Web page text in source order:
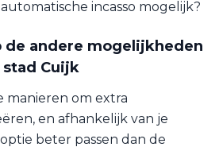
incasso mogelijk?
de andere mogelijkheden
stad Cuijk
manieren om extra
en afhankelijk van je
beter passen dan de